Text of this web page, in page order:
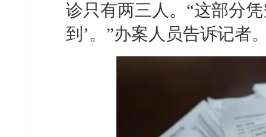
诊只有两三人。“这部分
到’。”办案人员告诉记者